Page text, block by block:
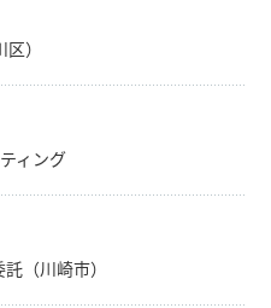
）
ィング
（川崎市）